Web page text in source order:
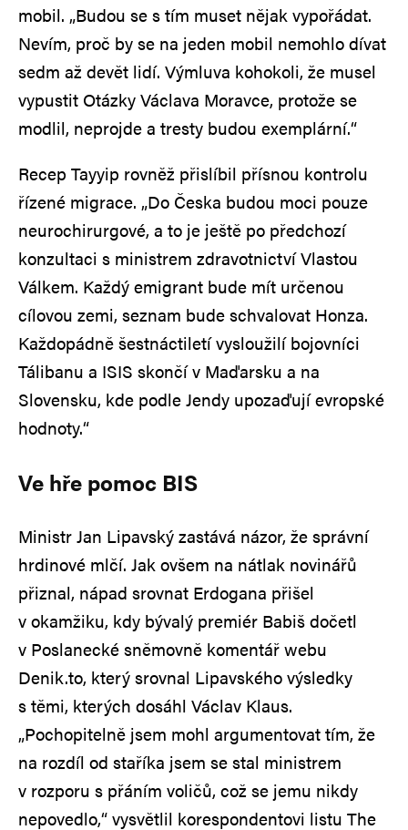
mobil. „Budou se s tím muset nějak vypořádat.
Nevím, proč by se na jeden mobil nemohlo dívat
sedm až devět lidí. Výmluva kohokoli, že musel
vypustit Otázky Václava Moravce, protože se
modlil, neprojde a tresty budou exemplární.“
Recep Tayyip rovněž přislíbil přísnou kontrolu
řízené migrace. „Do Česka budou moci pouze
neurochirurgové, a to je ještě po předchozí
konzultaci s ministrem zdravotnictví Vlastou
Válkem. Každý emigrant bude mít určenou
cílovou zemi, seznam bude schvalovat Honza.
Každopádně šestnáctiletí vysloužilí bojovníci
Tálibanu a ISIS skončí v Maďarsku a na
Slovensku, kde podle Jendy upozaďují evropské
hodnoty.“
Ve hře pomoc BIS
Ministr Jan Lipavský zastává názor, že správní
hrdinové mlčí. Jak ovšem na nátlak novinářů
přiznal, nápad srovnat Erdogana přišel
v okamžiku, kdy bývalý premiér Babiš dočetl
v Poslanecké sněmovně komentář webu
Denik.to, který srovnal Lipavského výsledky
s těmi, kterých dosáhl Václav Klaus.
„Pochopitelně jsem mohl argumentovat tím, že
na rozdíl od staříka jsem se stal ministrem
v rozporu s přáním voličů, což se jemu nikdy
nepovedlo,“ vysvětlil korespondentovi listu The